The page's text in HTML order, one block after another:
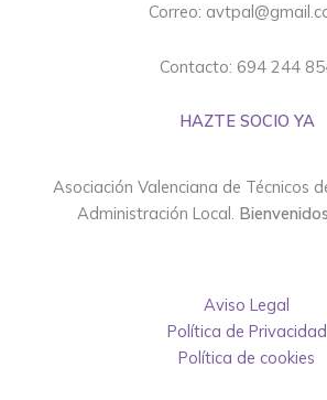
Correo:
Contacto: 694 244
HAZTE SOCIO YA
Asociación Valenciana de Técnicos
Administración Local.
Aviso Legal
Política de Privacidad
Política de cookies